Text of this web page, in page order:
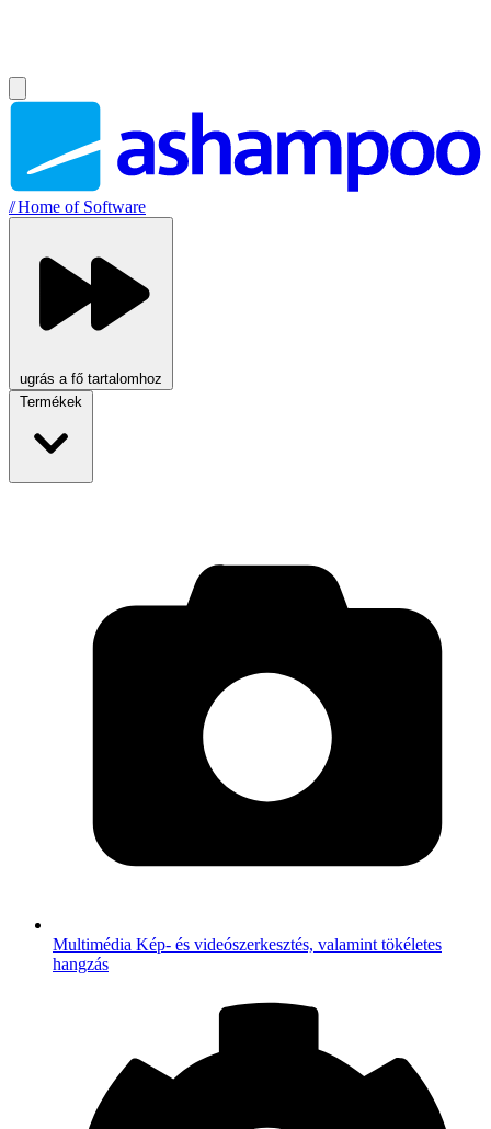
//Home of Software
ugrás a fő tartalomhoz
Termékek
Multimédia Kép- és videószerkesztés, valamint tökéletes
hangzás